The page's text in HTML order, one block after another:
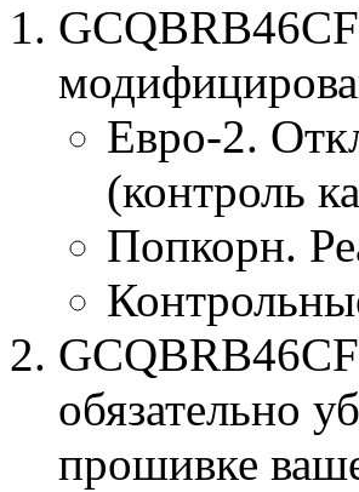
Евро-2.
(контроль
Попкорн.
обязательно
прошивке